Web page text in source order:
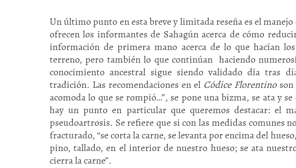
Un último punto en esta breve y limitada reseña es el
ofrecen los informantes de Sahagún acerca de cómo
información de primera mano acerca de lo que hacían
terreno, pero también lo que continúan haciendo
conocimiento ancestral sigue siendo validado día tras
tradición. Las recomendaciones en el Códice Florentinoson
acomoda lo que se rompió…”, se pone una bizma, se ata y
hay un punto en particular que queremos destacar: el
pseudoartrosis. Se refiere que si con las medidas comunes
fracturado, “se corta la carne, se levanta por encima del
pino, tallado, en el interior de nuestro hueso; se ata
cierra la carne”.